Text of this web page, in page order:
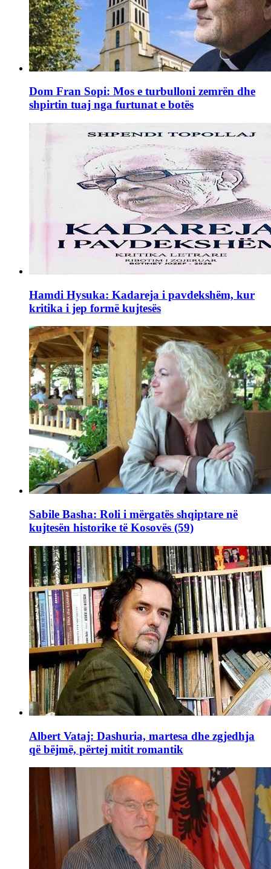
Dom Fran Sopi: Mos e turbulloni zemrën dhe
shpirtin tuaj nga furtunat e botës
Hamdi Hysuka: Kadareja i pavdekshëm, kur
kritika i jep formë kujtesës
Sabile Basha: Roli i mërgatës shqiptare në
kujtesën historike të Kosovës (59)
Albert Vataj: Dashuria, martesa dhe zgjedhja
që bëjmë, përtej mitit romantik